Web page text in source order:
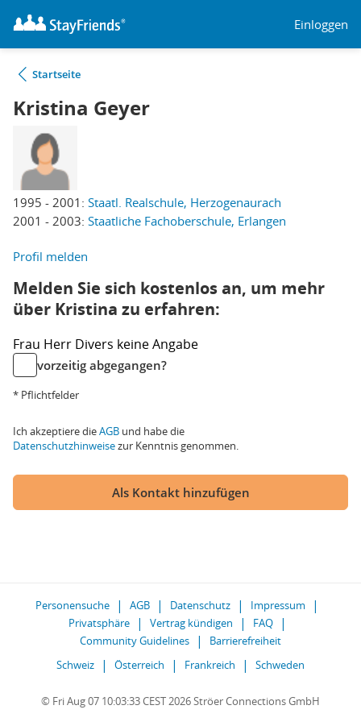
Einloggen
Startseite
Kristina Geyer
1995 - 2001: Staatl. Realschule, Herzogenaurach
2001 - 2003: Staatliche Fachoberschule, Erlangen
Profil melden
Melden Sie sich kostenlos an, um mehr
über Kristina zu erfahren:
Frau Herr Divers keine Angabe
vorzeitig abgegangen?
* Pflichtfelder
Ich akzeptiere dieAGB und habe die
Datenschutzhinweisezur Kenntnis genommen.
Als Kontakt hinzufügen
Personensuche AGB Datenschutz
Impressum
Privatsphäre
Vertrag kündigen
FAQ
Community Guidelines
Barrierefreiheit
Schweiz
Österreich Frankreich Schweden
© Fri Aug 07 10:03:33 CEST 2026 Ströer Connections GmbH